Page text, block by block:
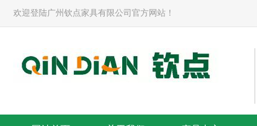
欢迎登陆广州钦点家具有限公司官方网站！